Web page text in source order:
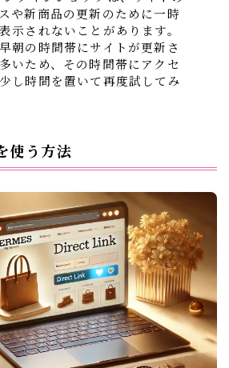
や新商品の更新のために一時
示されないことがあります。
朝の時間帯にサイトが更新さ
いため、その時間帯にアクセ
し時間を置いて再度試してみ
使う方法